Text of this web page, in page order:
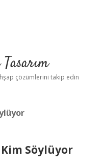
çözümlerini takip edin
Kim Söylüyor